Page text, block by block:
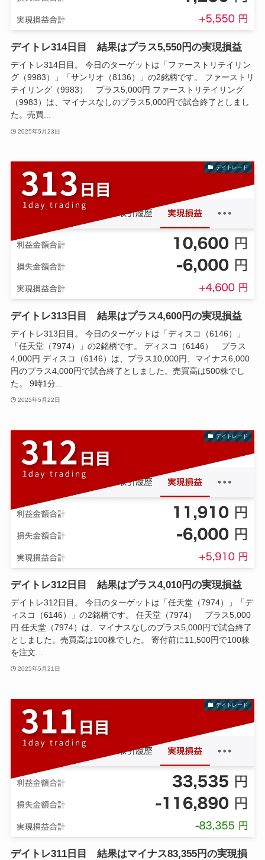
デイトレ314日目 結果はプラス5,550円の実現損益
デイトレ314日目。 今日のターゲットは「ファーストリテイリン
グ（9983）」「サンリオ（8136）」の2銘柄です。 ファーストリ
テイリング（9983） プラス5,000円 ファーストリテイリング
（9983）は、マイナスなしのプラス5,000円で試合終了としまし
た。売買...
2025年5月23日
デイトレード
デイトレ313日目 結果はプラス4,600円の実現損益
デイトレ313日目。 今日のターゲットは「ディスコ（6146）」
「任天堂（7974）」の2銘柄です。 ディスコ（6146） プラス
4,000円 ディスコ（6146）は、プラス10,000円、マイナス6,000
円のプラス4,000円で試合終了としました。売買高は500株でし
た。 9時1分...
2025年5月22日
デイトレード
デイトレ312日目 結果はプラス4,010円の実現損益
デイトレ312日目。 今日のターゲットは「任天堂（7974）」「デ
ィスコ（6146）」の2銘柄です。 任天堂（7974） プラス5,000
円 任天堂（7974）は、マイナスなしのプラス5,000円で試合終了
としました。売買高は100株でした。 寄付前に11,500円で100株
を注文...
2025年5月21日
デイトレード
デイトレ311日目 結果はマイナス83,355円の実現損